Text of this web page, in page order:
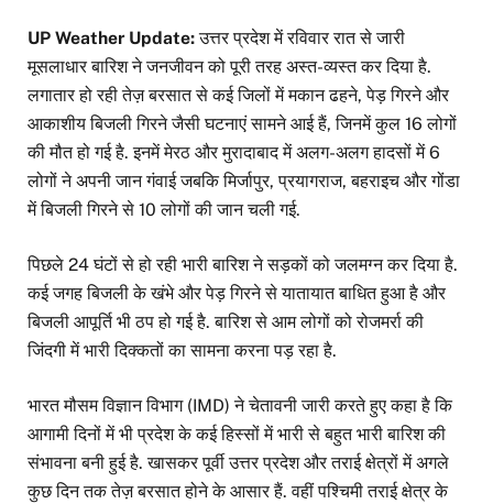
UP Weather Update:उत्तर प्रदेश में रविवार रात से जारी
मूसलाधार बारिश ने जनजीवन को पूरी तरह अस्त-व्यस्त कर दिया है.
लगातार हो रही तेज़ बरसात से कई जिलों में मकान ढहने, पेड़ गिरने और
आकाशीय बिजली गिरने जैसी घटनाएं सामने आई हैं, जिनमें कुल 16 लोगों
की मौत हो गई है. इनमें मेरठ और मुरादाबाद में अलग-अलग हादसों में 6
लोगों ने अपनी जान गंवाई जबकि मिर्जापुर, प्रयागराज, बहराइच और गोंडा
में बिजली गिरने से 10 लोगों की जान चली गई.
पिछले 24 घंटों से हो रही भारी बारिश ने सड़कों को जलमग्न कर दिया है.
कई जगह बिजली के खंभे और पेड़ गिरने से यातायात बाधित हुआ है और
बिजली आपूर्ति भी ठप हो गई है. बारिश से आम लोगों को रोजमर्रा की
जिंदगी में भारी दिक्कतों का सामना करना पड़ रहा है.
भारत मौसम विज्ञान विभाग (IMD) ने चेतावनी जारी करते हुए कहा है कि
आगामी दिनों में भी प्रदेश के कई हिस्सों में भारी से बहुत भारी बारिश की
संभावना बनी हुई है. खासकर पूर्वी उत्तर प्रदेश और तराई क्षेत्रों में अगले
कुछ दिन तक तेज़ बरसात होने के आसार हैं. वहीं पश्चिमी तराई क्षेत्र के